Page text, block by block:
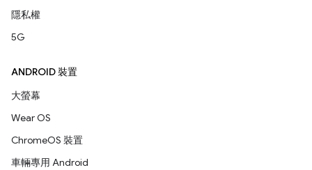
隱私權
5G
ANDROID 裝置
大螢幕
Wear OS
ChromeOS 裝置
車輛專用 Android